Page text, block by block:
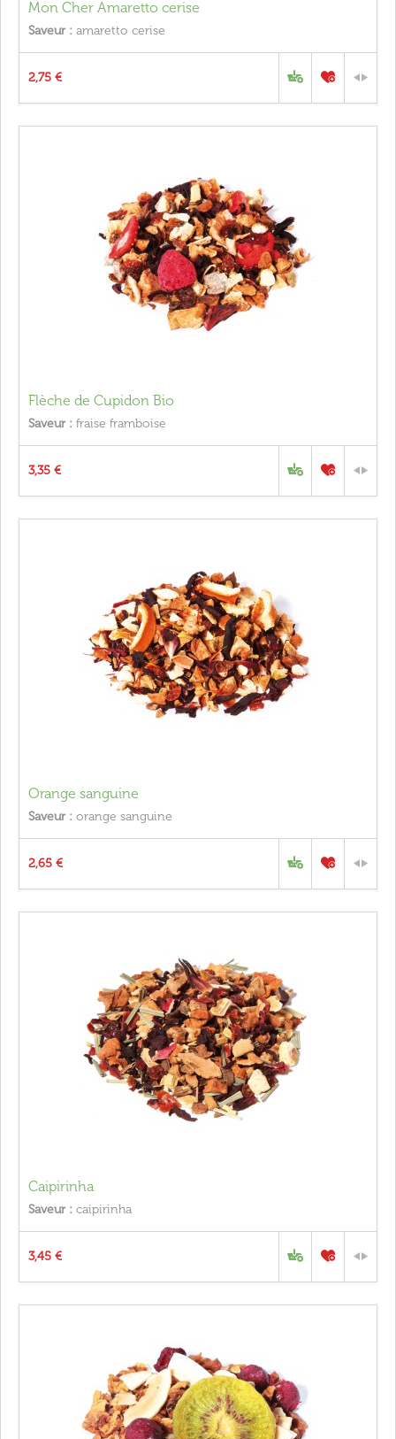
Mon Cher Amaretto cerise
Saveur : amaretto cerise
2,75 €
Flèche de Cupidon Bio
Saveur : fraise framboise
3,35 €
Orange sanguine
Saveur : orange sanguine
2,65 €
Caipirinha
Saveur : caipirinha
3,45 €